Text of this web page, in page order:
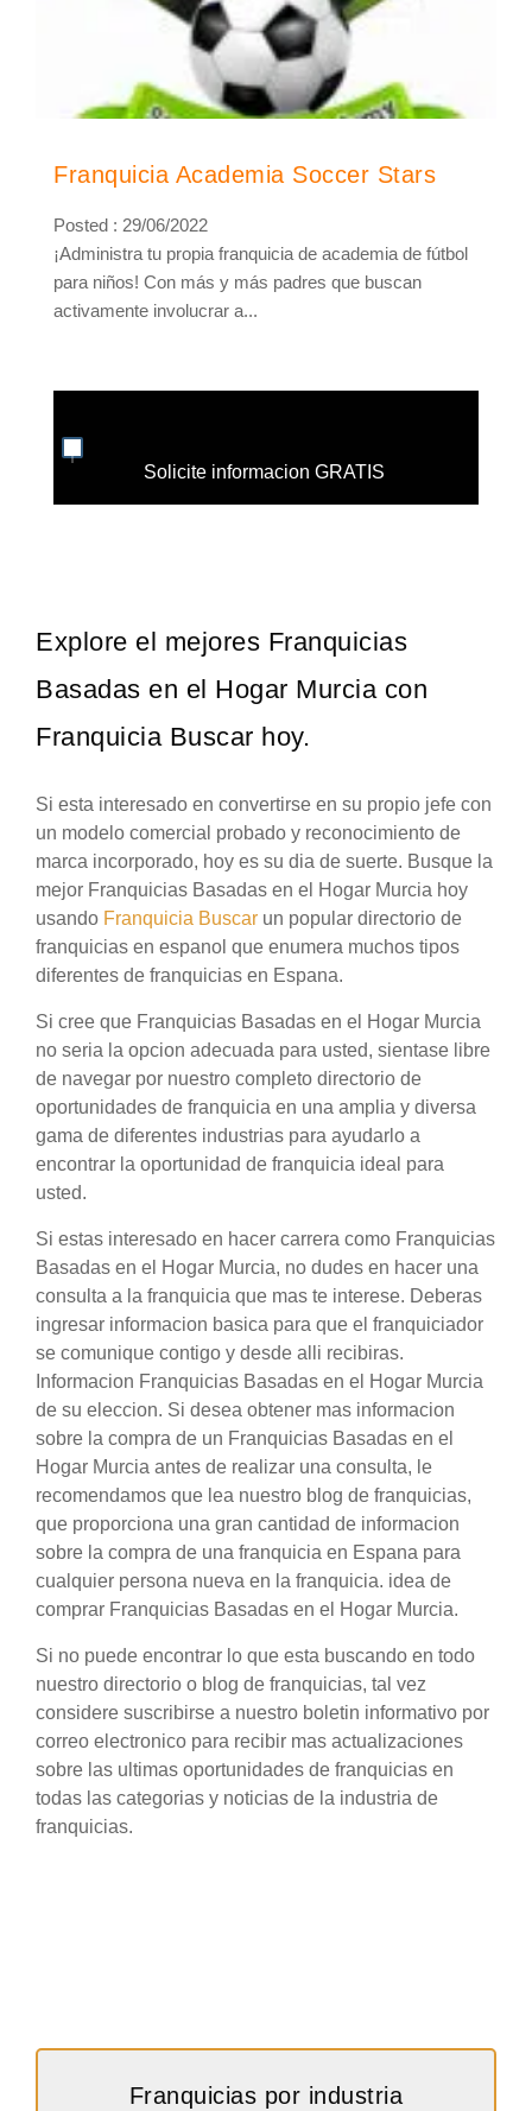
Franquicia Academia Soccer Stars
Posted : 29/06/2022
¡Administra tu propia franquicia de academia de fútbol
para niños! Con más y más padres que buscan
activamente involucrar a...
Solicite informacion GRATIS
Explore el mejores Franquicias
Basadas en el Hogar Murcia con
Franquicia Buscar hoy.
Si esta interesado en convertirse en su propio jefe con
un modelo comercial probado y reconocimiento de
marca incorporado, hoy es su dia de suerte. Busque la
mejor Franquicias Basadas en el Hogar Murcia hoy
usando Franquicia Buscar un popular directorio de
franquicias en espanol que enumera muchos tipos
diferentes de franquicias en Espana.
Si cree que Franquicias Basadas en el Hogar Murcia
no seria la opcion adecuada para usted, sientase libre
de navegar por nuestro completo directorio de
oportunidades de franquicia en una amplia y diversa
gama de diferentes industrias para ayudarlo a
encontrar la oportunidad de franquicia ideal para
usted.
Si estas interesado en hacer carrera como Franquicias
Basadas en el Hogar Murcia, no dudes en hacer una
consulta a la franquicia que mas te interese. Deberas
ingresar informacion basica para que el franquiciador
se comunique contigo y desde alli recibiras.
Informacion Franquicias Basadas en el Hogar Murcia
de su eleccion. Si desea obtener mas informacion
sobre la compra de un Franquicias Basadas en el
Hogar Murcia antes de realizar una consulta, le
recomendamos que lea nuestro blog de franquicias,
que proporciona una gran cantidad de informacion
sobre la compra de una franquicia en Espana para
cualquier persona nueva en la franquicia. idea de
comprar Franquicias Basadas en el Hogar Murcia.
Si no puede encontrar lo que esta buscando en todo
nuestro directorio o blog de franquicias, tal vez
considere suscribirse a nuestro boletin informativo por
correo electronico para recibir mas actualizaciones
sobre las ultimas oportunidades de franquicias en
todas las categorias y noticias de la industria de
franquicias.
Franquicias por industria